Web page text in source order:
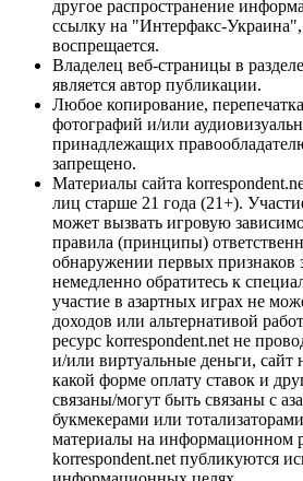
другое распространение
ссылку на "Интерфакс-
воспрещается.
Владелец веб-страницы в
является автор публикации.
Любое копирование,
фотографий и/или
принадлежащих
запрещено.
Материалы сайта
лиц старше 21 года (21+).
может вызвать игровую
правила (принципы)
обнаружении первых признаков
немедленно обратитесь к
участие в азартных играх не
доходов или альтернативой
ресурс korrespondent.net не
и/или виртуальные деньги, сайт
какой форме оплату ставок и
связаны/могут быть связаны с
букмекерами или
материалы на информационном
korrespondent.net публикуются